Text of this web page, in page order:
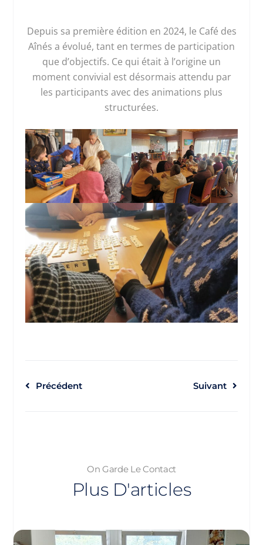
Depuis sa première édition en 2024, le Café des
Aînés a évolué, tant en termes de participation
que d’objectifs. Ce qui était à l’origine un
moment convivial est désormais attendu par
les participants avec des animations plus
structurées.
Précédent Suivant
On Garde Le Contact
Plus D'articles